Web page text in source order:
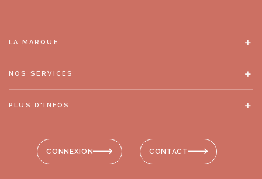
CONNEXION CONTACT
LA MARQUE
NOS SERVICES
PLUS D'INFOS